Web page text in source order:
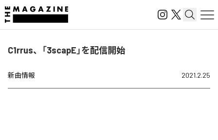
C1rrus、「3scapE」を配信開始
新曲情報 2021.2.25